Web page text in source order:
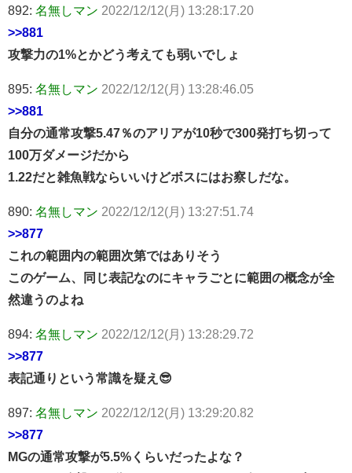
892: 名無しマン 2022/12/12(月) 13:28:17.20
>>881
攻撃力の1%とかどう考えても弱いでしょ
895: 名無しマン 2022/12/12(月) 13:28:46.05
>>881
自分の通常攻撃5.47％のアリアが10秒で300発打ち切って
100万ダメージだから
1.22だと雑魚戦ならいいけどボスにはお察しだな。
890: 名無しマン 2022/12/12(月) 13:27:51.74
>>877
これの範囲内の範囲次第ではありそう
このゲーム、同じ表記なのにキャラごとに範囲の概念が全
然違うのよね
894: 名無しマン 2022/12/12(月) 13:28:29.72
>>877
表記通りという常識を疑え😎
897: 名無しマン 2022/12/12(月) 13:29:20.82
>>877
MGの通常攻撃が5.5%くらいだったよな？